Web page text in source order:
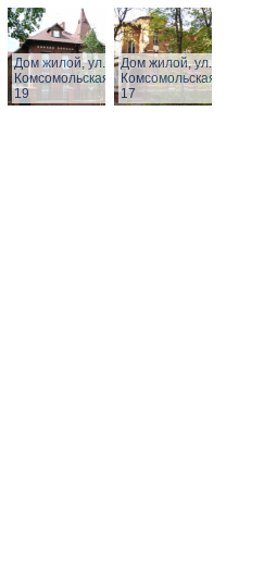
Дом жилой, ул.
Комсомольская,
19
Дом жилой, ул.
Комсомольская,
17